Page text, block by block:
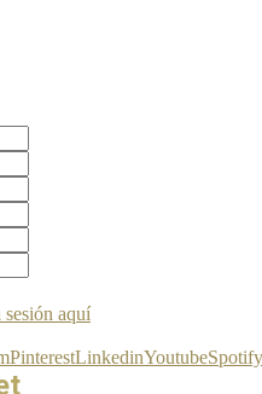
aquí
PinterestLinkedinYoutubeSpotify